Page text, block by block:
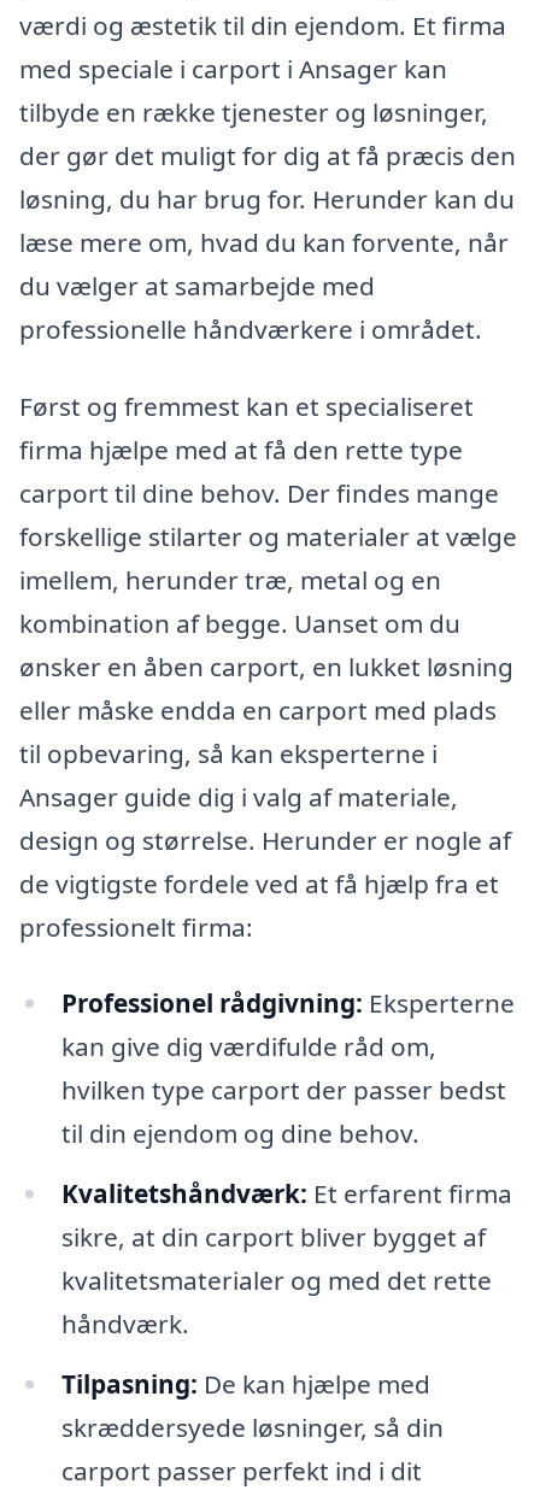
værdi og æstetik til din ejendom. Et firma
med speciale i carport i Ansager kan
tilbyde en række tjenester og løsninger,
der gør det muligt for dig at få præcis den
løsning, du har brug for. Herunder kan du
læse mere om, hvad du kan forvente, når
du vælger at samarbejde med
professionelle håndværkere i området.
Først og fremmest kan et specialiseret
firma hjælpe med at få den rette type
carport til dine behov. Der findes mange
forskellige stilarter og materialer at vælge
imellem, herunder træ, metal og en
kombination af begge. Uanset om du
ønsker en åben carport, en lukket løsning
eller måske endda en carport med plads
til opbevaring, så kan eksperterne i
Ansager guide dig i valg af materiale,
design og størrelse. Herunder er nogle af
de vigtigste fordele ved at få hjælp fra et
professionelt firma:
Professionel rådgivning: Eksperterne
kan give dig værdifulde råd om,
hvilken type carport der passer bedst
til din ejendom og dine behov.
Kvalitetshåndværk: Et erfarent firma
sikre, at din carport bliver bygget af
kvalitetsmaterialer og med det rette
håndværk.
Tilpasning: De kan hjælpe med
skræddersyede løsninger, så din
carport passer perfekt ind i dit